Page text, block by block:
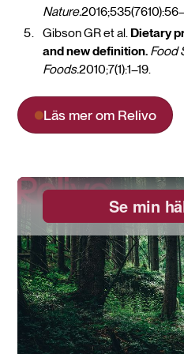
Nature.
Gibson GR et al. Dietary
and new definition. Food
Foods.2010;7(1):1–19.
Läs mer om Relivo